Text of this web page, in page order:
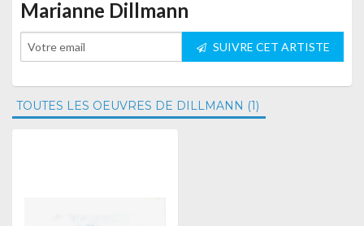
Marianne Dillmann
SUIVRE CET ARTISTE
TOUTES LES OEUVRES DE DILLMANN (1)